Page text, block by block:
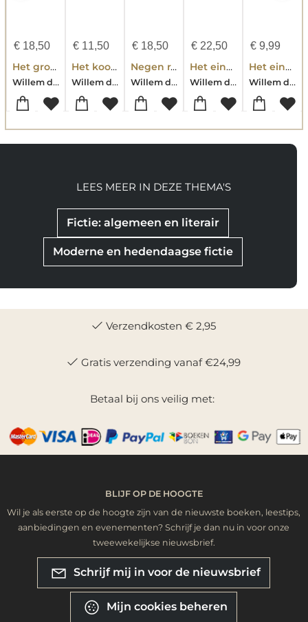
€18,50
Het grote vakantiepark
Willem du Gardijn
€11,50
Het koor van de 300 moordenaressen
Willem du Gardijn
€ 18,50
Negen raven
Willem du Gardijn
€ 22,50
Het einde van het lied
Willem du Gardijn
€ 9,99
Het einde van het lied
Willem du Gardijn
Fictie: algemeen en literair
Moderne en hedendaagse fictie
LEES MEER IN DEZE THEMA'S
Verzendkosten € 2,95
Gratis verzending vanaf €24,99
Betaal bij ons veilig met:
BLIJF OP DE HOOGTE
Wil je als eerste op de hoogte zijn van de nieuwste boeken, leestips,
aanbiedingen en evenementen? Schrijf je dan nu in voor onze
tweewekelijkse nieuwsbrief.
Schrijf mij in voor de nieuwsbrief
Mijn cookies beheren